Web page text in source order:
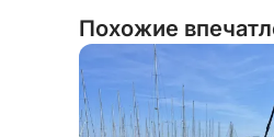
Похожие